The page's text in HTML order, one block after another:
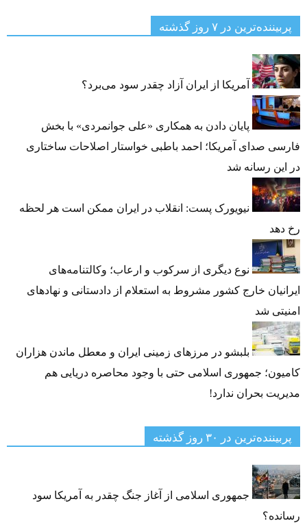
پربیننده‌ترین‌ در ۷ روز گذشته
آمریکا از ایران آزاد چقدر سود می‌برد؟
پایان دادن به همکاری «علی جوانمردی» با بخش
فارسی صدای آمریکا؛ احمد باطبی خواستار اصلاحات ساختاری
در این رسانه شد
نیویورک پست: انقلاب در ایران ممکن است هر لحظه
رخ دهد
نوع دیگری از سرکوب و ارعاب؛ وکالتنامه‌های
ایرانیان خارج کشور مشروط به استعلام از دادستانی و نهادهای
امنیتی شد
بلبشو در مرزهای زمینی ایران و معطل ماندن هزاران
کامیون؛ جمهوری اسلامی حتی با وجود محاصره دریایی هم
مدیریت بحران ندارد!
پربیننده‌ترین‌ در ۳۰ روز گذشته
جمهوری اسلامی از آغاز جنگ چقدر به آمریکا سود
رسانده؟